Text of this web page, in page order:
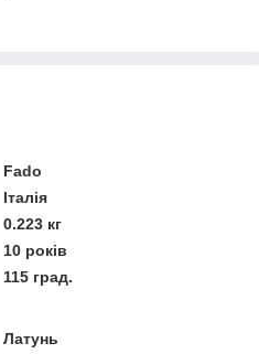
Fado
Італія
0.223 кг
10 років
115 град.
Латунь